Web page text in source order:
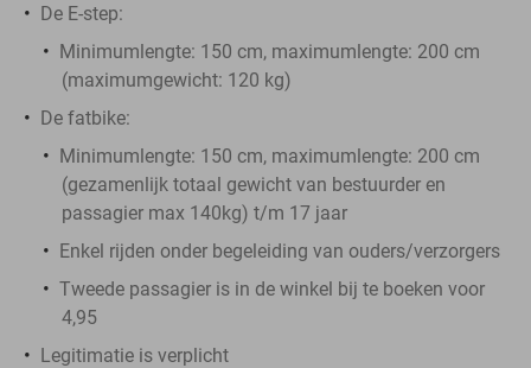
De E-step:
Minimumlengte: 150 cm, maximumlengte: 200 cm
(maximumgewicht: 120 kg)
De fatbike:
Minimumlengte: 150 cm, maximumlengte: 200 cm
(gezamenlijk totaal gewicht van bestuurder en
passagier max 140kg) t/m 17 jaar
Enkel rijden onder begeleiding van ouders/verzorgers
Tweede passagier is in de winkel bij te boeken voor
4,95
Legitimatie is verplicht